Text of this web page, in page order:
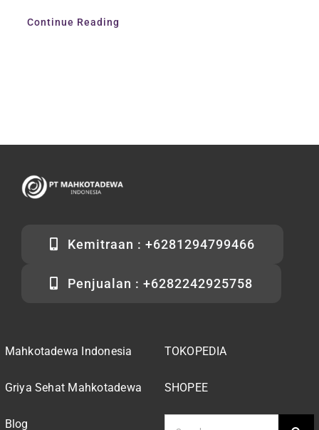
Continue Reading
Kemitraan : +6281294799466
Penjualan : +6282242925758
Mahkotadewa Indonesia
Griya Sehat Mahkotadewa
Blog
TOKOPEDIA
SHOPEE